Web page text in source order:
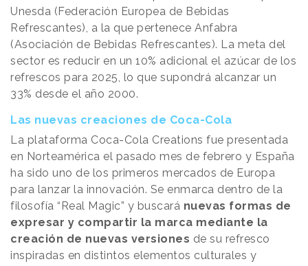
Unesda (Federación Europea de Bebidas
Refrescantes), a la que pertenece Anfabra
(Asociación de Bebidas Refrescantes). La meta del
sector es reducir en un 10% adicional el azúcar de los
refrescos para 2025, lo que supondrá alcanzar un
33% desde el año 2000.
Las nuevas creaciones de Coca-Cola
La plataforma Coca-Cola Creations fue presentada
en Norteamérica el pasado mes de febrero y España
ha sido uno de los primeros mercados de Europa
para lanzar la innovación. Se enmarca dentro de la
filosofía “Real Magic” y buscará nuevas formas de
expresar y compartir la marca mediante la
creación de nuevas versiones de su refresco
inspiradas en distintos elementos culturales y